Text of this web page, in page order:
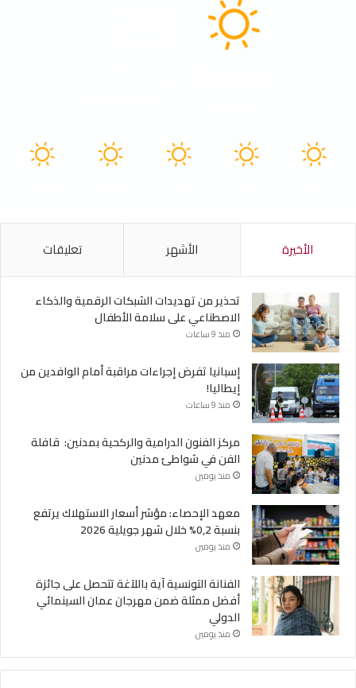
الأخيرة الأشهر تعليقات
تحذير من تهديدات الشبكات الرقمية والذكاء
الاصطناعي على سلامة الأطفال
منذ 9 ساعات
إسبانيا تفرض إجراءات مراقبة أمام الوافدين من
إيطاليا!
منذ 9 ساعات
مركز الفنون الدرامية والركحية بمدنين: قافلة
الفن في شواطئ مدنين
منذ يومين
معهد الإحصاء: مؤشر أسعار الاستهلاك يرتفع
بنسبة 0,2% خلال شهر جويلية 2026
منذ يومين
الفنانة التونسية آية باللآغة تتحصل على جائزة
أفضل ممثلة ضمن مهرجان عمان السينمائي
الدولي
منذ يومين